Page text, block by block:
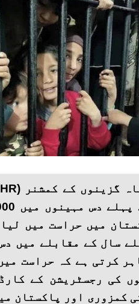
میں حراست میں
سال کے مقابلے میں
کمزوری اور پاکستان